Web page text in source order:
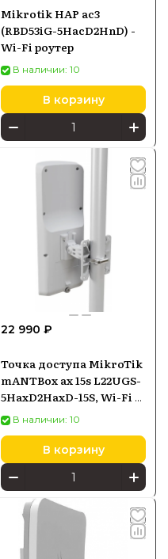
Mikrotik HAP ac3
(RBD53iG-5HacD2HnD) -
Wi-Fi роутер
В наличии: 10
В корзину
22 990 ₽
Точка доступа MikroTik
mANTBox ax 15s L22UGS-
5HaxD2HaxD-15S, Wi-Fi 6
2,4/5 ГГц, секторная
антенна, PoE-in
В наличии: 10
В корзину